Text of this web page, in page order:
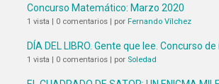
Concurso Matemático: Marzo 2020
1 vista | 0 comentarios | por Fernando Vílchez
DÍA DEL LIBRO. Gente que lee. Concurso
1 vista | 0 comentarios | por Soledad